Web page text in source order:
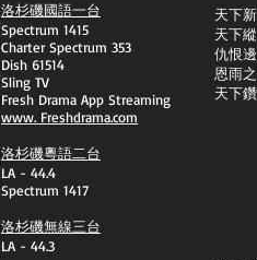
洛杉磯國語一台
Spectrum 1415
Charter Spectrum 353
Dish 61514
Sling TV
​Fresh Drama App Streaming
www. Freshdrama.com
洛杉磯粵語二台
LA - 44.4
Spectrum 1417
洛杉磯無線三台
LA - 44.3
天下
天下
仇恨
恩雨
天下